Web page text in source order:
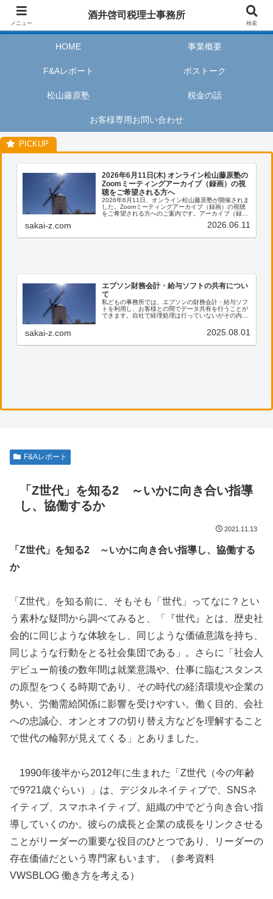
酒井啓司税理士事務所は、お客様が私たちのサービスを利用するときに、安心
HOME 事業概要
F&Aレポート ボストーク
松山藤原塾 税金の話
お客様専用お問い合わせ
2026年6月11日(木) オンライン松山藤原塾の
Zoomミーティングアーカイブ（録画）の視
聴をご希望される方へ
2026年6月11日、オンライン松山藤原塾が開催されま
した。Zoomミーティングアーカイブ（録画）の視聴
をご希望される方へのご案内です。アーカイブ（録
わせより、「松山藤原塾アーカイブ（録画）の...
sakai-z.com 2026.06.11
エプソン財務会計・給与ソフトの共有につい
て
私どもの事務所では、エプソンの財務会計・給与ソフ
トを利用し、お客様との間でデータ共有を行うことが
できます。自社で経理処理は行っていないがその内容
望がございましたら、ぜひ私共までご連絡ください。
sakai-z.com 2025.08.01
F&Aレポート
「Z世代」を知る2 ～いかに向き合い指導
し、協働するか
2021.11.13
「Z世代」を知る2 ～いかに向き合い指導し、協働する
か
「Z世代」を知る前に、そもそも「世代」ってなに？とい
う素朴な疑問から調べてみると、「『世代』とは、歴史社
会的に同じような体験をし、同じような価値意識を持ち、
同じような行動をとる社会集団である」。さらに「社会人
デビュー前後の数年間は就業意識や、仕事に臨むスタンス
の原型をつくる時期であり、その時代の経済環境や企業の
勢い、労働需給関係に影響を受けやすい。働く目的、会社
への忠誠心、オンとオフの切り替え方などを理解すること
で世代の輪郭が見えてくる」とありました。
1990年後半から2012年に生まれた「Z世代（今の年齢
で9?21歳ぐらい）」は、デジタルネイティブで、SNSネ
イティブ、スマホネイティブ。組織の中でどう向き合い指
導していくのか。彼らの成長と企業の成長をリンクさせる
ことがリーダーの重要な役目のひとつであり、リーダーの
存在価値だという専門家もいます。（参考資料
VWSBLOG 働き方を考える）
メニュー
酒井啓司税理士事務所
検索